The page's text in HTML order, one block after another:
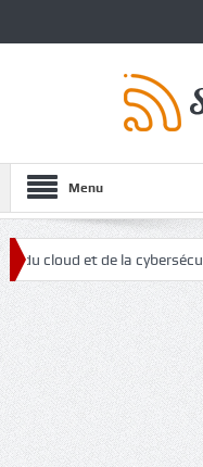
Menu
et de la cybersécurité